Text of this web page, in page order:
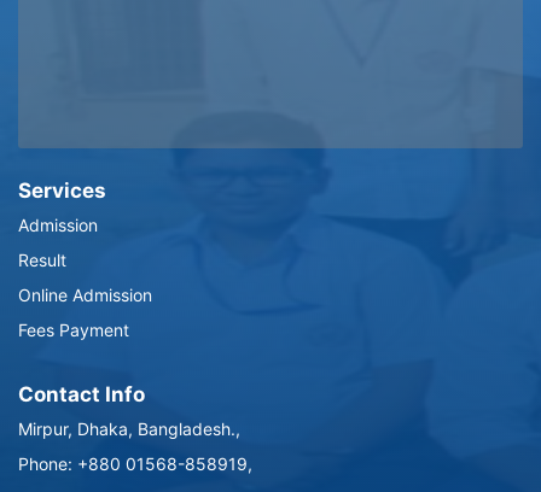
Services
Admission
Result
Online Admission
Fees Payment
Contact Info
Mirpur, Dhaka, Bangladesh.,
Phone: +880 01568-858919,